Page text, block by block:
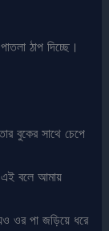
ঠাপ দিচ্ছে।
বুকের সাথে চেপে
বলে আমায়
ওর পা জড়িয়ে ধরে